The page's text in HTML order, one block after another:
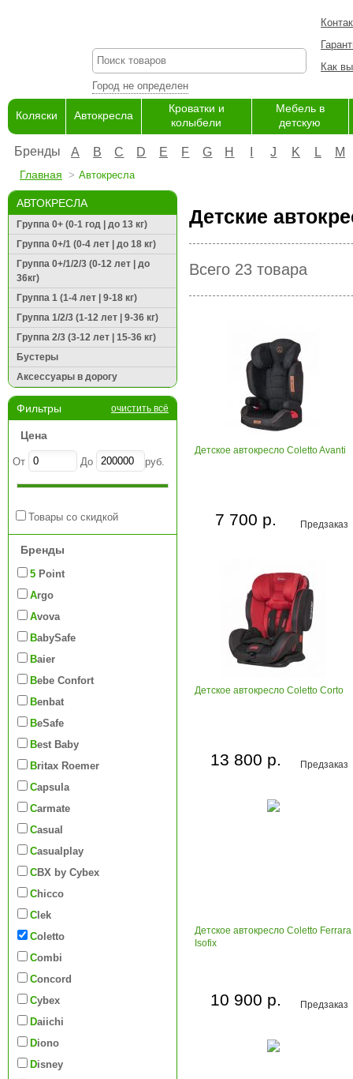
Город не определен
Как
Коляски Автокресла
Кроватки и
колыбели
Мебель в
детскую
Бренды A B C D E F G H J K L M
Главная Автокресла
АВТОКРЕСЛА
Группа 0+ (0-1 год | до 13 кг)
Группа 0+/1 (0-4 лет | до 18 кг)
Группа 0+/1/2/3 (0-12 лет | до
36кг)
Группа 1 (1-4 лет | 9-18 кг)
Группа 1/2/3 (1-12 лет | 9-36 кг)
Группа 2/3 (3-12 лет | 15-36 кг)
Бустеры
Аксессуары в дорогу
Фильтры очистить всё
Цена
От До руб.
Товары со скидкой
Бренды
5 Point
Argo
Avova
BabySafe
Baier
Bebe Confort
Benbat
BeSafe
Best Baby
Britax Roemer
Capsula
Carmate
Casual
Casualplay
CBX by Cybex
Chicco
Clek
Coletto
Combi
Concord
Cybex
Daiichi
Diono
Disney
Детские
Всего 23 товара
Детское автокресло Coletto Avanti
Предзаказ
7 700 р.
Детское автокресло Coletto Corto
Предзаказ
13 800 р.
Детское автокресло Coletto Ferrara
Isofix
Предзаказ
10 900 р.